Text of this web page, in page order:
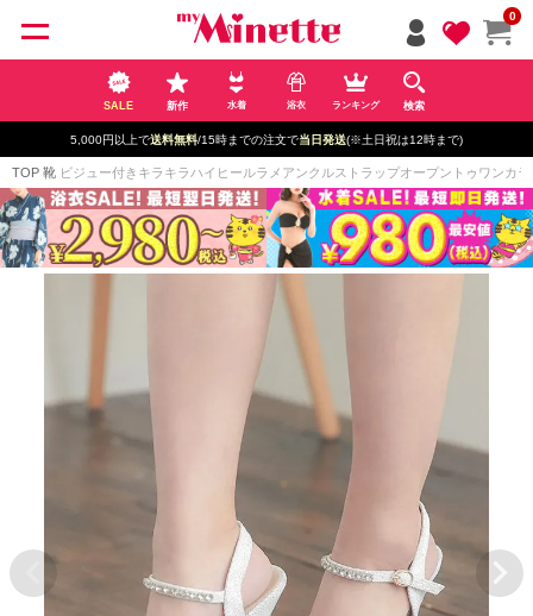
0
SALE 新作 水着 浴衣 ランキング 検索
5,000円以上で送料無料/15時までの注文で当日発送(※土日祝は12時まで)
TOP 靴 ビジュー付きキラキラハイヒールラメアンクルストラップオープントゥワンカ
ペー
ジト
ップ